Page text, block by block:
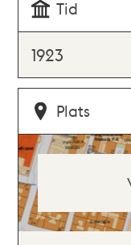
Tid
1923
Plats